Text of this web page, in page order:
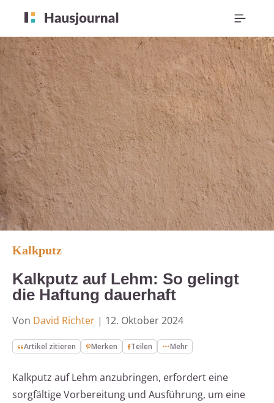
Kalkputz
Kalkputz auf Lehm: So gelingt
die Haftung dauerhaft
Von David Richter | 12. Oktober 2024
Artikel zitieren Merken Teilen Mehr
Kalkputz auf Lehm anzubringen, erfordert eine
sorgfältige Vorbereitung und Ausführung, um eine